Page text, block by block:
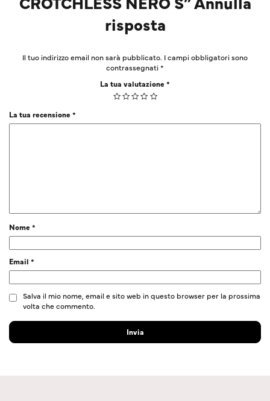
risposta
Il tuo indirizzo email non sarà pubblicato. I campi obbligatori sono
contrassegnati*
La tua valutazione*
La tua recensione*
Nome*
Email *
Salva il mio nome, email e sito web in questo browser per la prossima
volta che commento.